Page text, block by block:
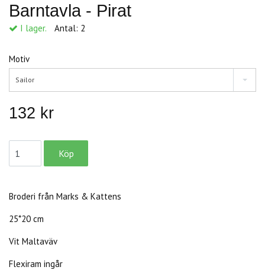
Barntavla - Pirat
I lager. Antal: 2
Motiv
Sailor
132 kr
Broderi från Marks & Kattens
25*20 cm
Vit Maltaväv
Flexiram ingår